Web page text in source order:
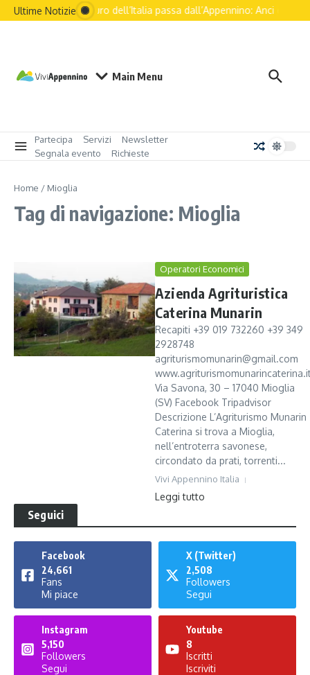
Salta al contenuto
Ultime NotizieIl futuro dell’Italia passa dall’Appennino: Anci e le
Main Menu
Partecipa Servizi
Newsletter
Segnala evento
Richieste
Home / Mioglia
Tag di navigazione: Mioglia
Operatori Economici
Azienda Agrituristica
Caterina Munarin
Recapiti +39 019 732260 +39 349
2928748
agriturismomunarin@gmail.com
Via Savona, 30 – 17040 Mioglia
(SV) Facebook Tripadvisor
Descrizione L’Agriturismo Munarin
Caterina si trova a Mioglia,
nell’entroterra savonese,
circondato da prati, torrenti...
Vivi Appennino Italia
Leggi tutto
Seguici
Facebook
24,661
Fans
Mi piace
X (Twitter)
2,508
Followers
Segui
Instagram
5,150
Followers
Segui
Youtube
8
Iscritti
Iscriviti